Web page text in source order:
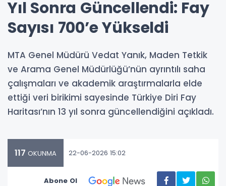
Yıl Sonra Güncellendi: Fay
Sayısı 700’e Yükseldi
MTA Genel Müdürü Vedat Yanık, Maden Tetkik
ve Arama Genel Müdürlüğü’nün ayrıntılı saha
çalışmaları ve akademik araştırmalarla elde
ettiği veri birikimi sayesinde Türkiye Diri Fay
Haritası’nın 13 yıl sonra güncellendiğini açıkladı.
117 OKUNMA 22-06-2026 15:02
Abone Ol